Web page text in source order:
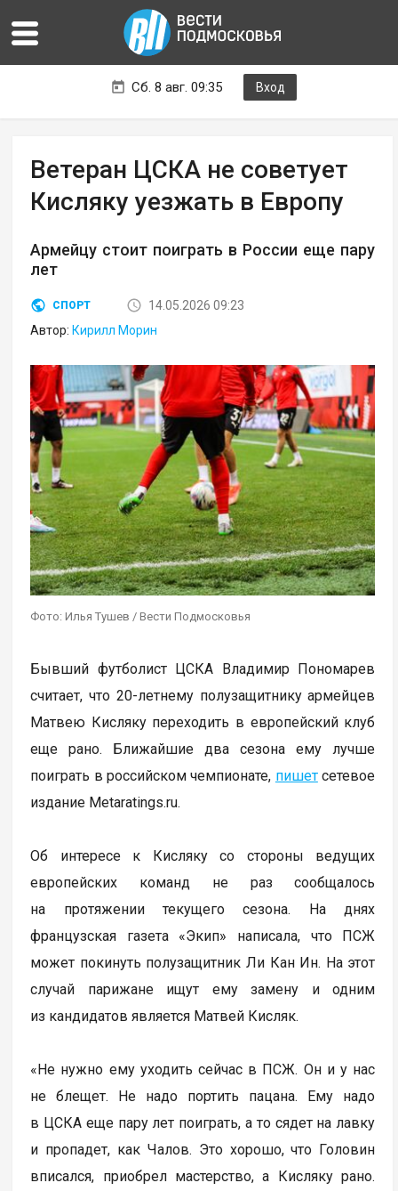
Сб. 8 авг. 09:35 Вход
Ветеран ЦСКА не советует
Кисляку уезжать в Европу
Армейцу стоит поиграть в России еще пару
лет
СПОРТ
14.05.2026 09:23
Автор: Кирилл Морин
Фото: Илья Тушев / Вести Подмосковья
Бывший футболист ЦСКА Владимир Пономарев
считает, что 20-летнему полузащитнику армейцев
Матвею Кисляку переходить в европейский клуб
еще рано. Ближайшие два сезона ему лучше
поиграть в российском чемпионате, пишетсетевое
издание Metaratings.ru.
Об интересе к Кисляку со стороны ведущих
европейских команд не раз сообщалось
на протяжении текущего сезона. На днях
французская газета «Экип» написала, что ПСЖ
может покинуть полузащитник Ли Кан Ин. На этот
случай парижане ищут ему замену и одним
из кандидатов является Матвей Кисляк.
«Не нужно ему уходить сейчас в ПСЖ. Он и у нас
не блещет. Не надо портить пацана. Ему надо
в ЦСКА еще пару лет поиграть, а то сядет на лавку
и пропадет, как Чалов. Это хорошо, что Головин
вписался, приобрел мастерство, а Кисляку рано.